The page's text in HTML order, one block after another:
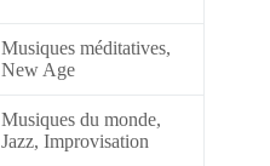
Musiques méditatives,
New Age
Musiques du monde,
Jazz, Improvisation